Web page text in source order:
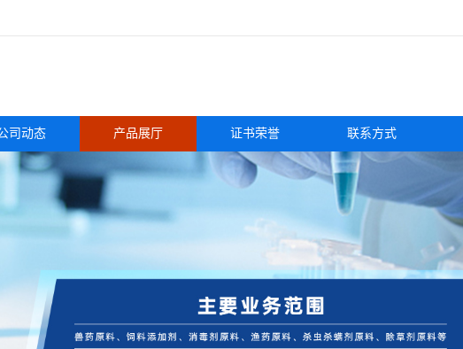
司动态 产品展厅 证书荣誉 联系方式